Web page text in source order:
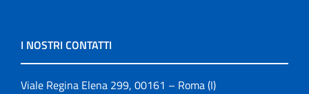
I NOSTRI CONTATTI
Viale Regina Elena 299, 00161 – Roma (I)